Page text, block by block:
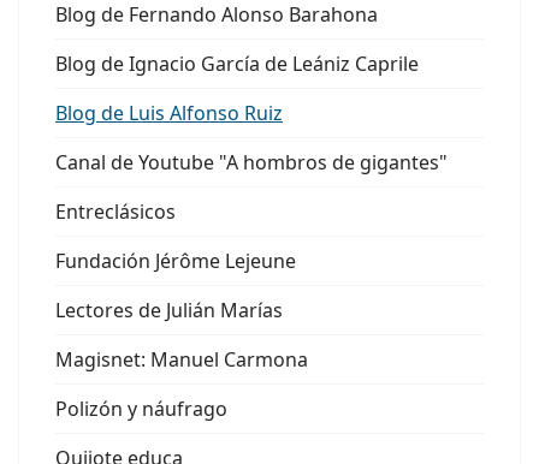
Blog de Fernando Alonso Barahona
Blog de Ignacio García de Leániz Caprile
Blog de Luis Alfonso Ruiz
Canal de Youtube "A hombros de gigantes"
Entreclásicos
Fundación Jérôme Lejeune
Lectores de Julián Marías
Magisnet: Manuel Carmona
Polizón y náufrago
Quijote educa